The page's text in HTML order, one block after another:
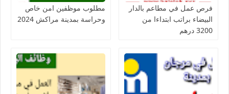
فرص عمل في مطاعم بالدار
البيضاء براتب ابتداءا من
3200 درهم
مطلوب موظفين امن خاص
وحراسة بمدينة مراكش 2024